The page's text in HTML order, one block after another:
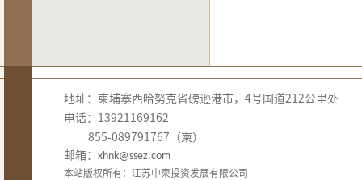
地址：柬埔寨西哈努克省磅逊港市，4号国道212公里处
电话：13921169162
855-089791767（柬）
邮箱： xhnk@ssez.com
本站版权所有：江苏中柬投资发展有限公司